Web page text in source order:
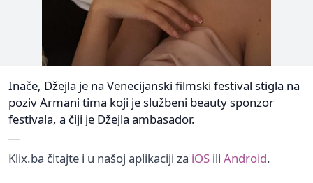
Inače, Džejla je na Venecijanski filmski festival stigla na
poziv Armani tima koji je službeni beauty sponzor
festivala, a čiji je Džejla ambasador.
Klix.ba čitajte i u našoj aplikaciji za iOS ili Android.